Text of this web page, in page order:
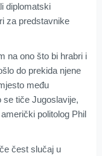
diplomatski
za predstavnike
na ono što bi hrabri i
do prekida njene
među
tiče Jugoslavije,
politolog Phil
čest slučaj u